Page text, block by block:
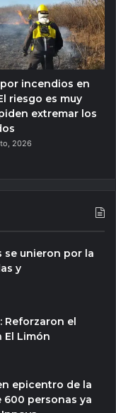
incendios en
riesgo es muy
extremar los
2026
se unieron por la
y
Reforzaron el
El Limón
epicentro de la
600 personas ya